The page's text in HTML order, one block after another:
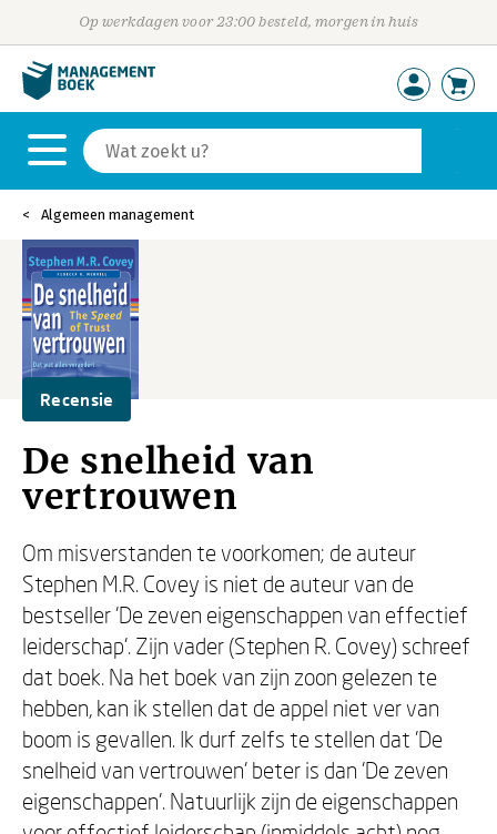
Op werkdagen voor 23:00 besteld, morgen in huis
Algemeen management
Recensie
De snelheid van
vertrouwen
Om misverstanden te voorkomen; de auteur
Stephen M.R. Covey is niet de auteur van de
bestseller 'De zeven eigenschappen van effectief
leiderschap'. Zijn vader (Stephen R. Covey) schreef
dat boek. Na het boek van zijn zoon gelezen te
hebben, kan ik stellen dat de appel niet ver van
boom is gevallen. Ik durf zelfs te stellen dat 'De
snelheid van vertrouwen' beter is dan 'De zeven
eigenschappen'. Natuurlijk zijn de eigenschappen